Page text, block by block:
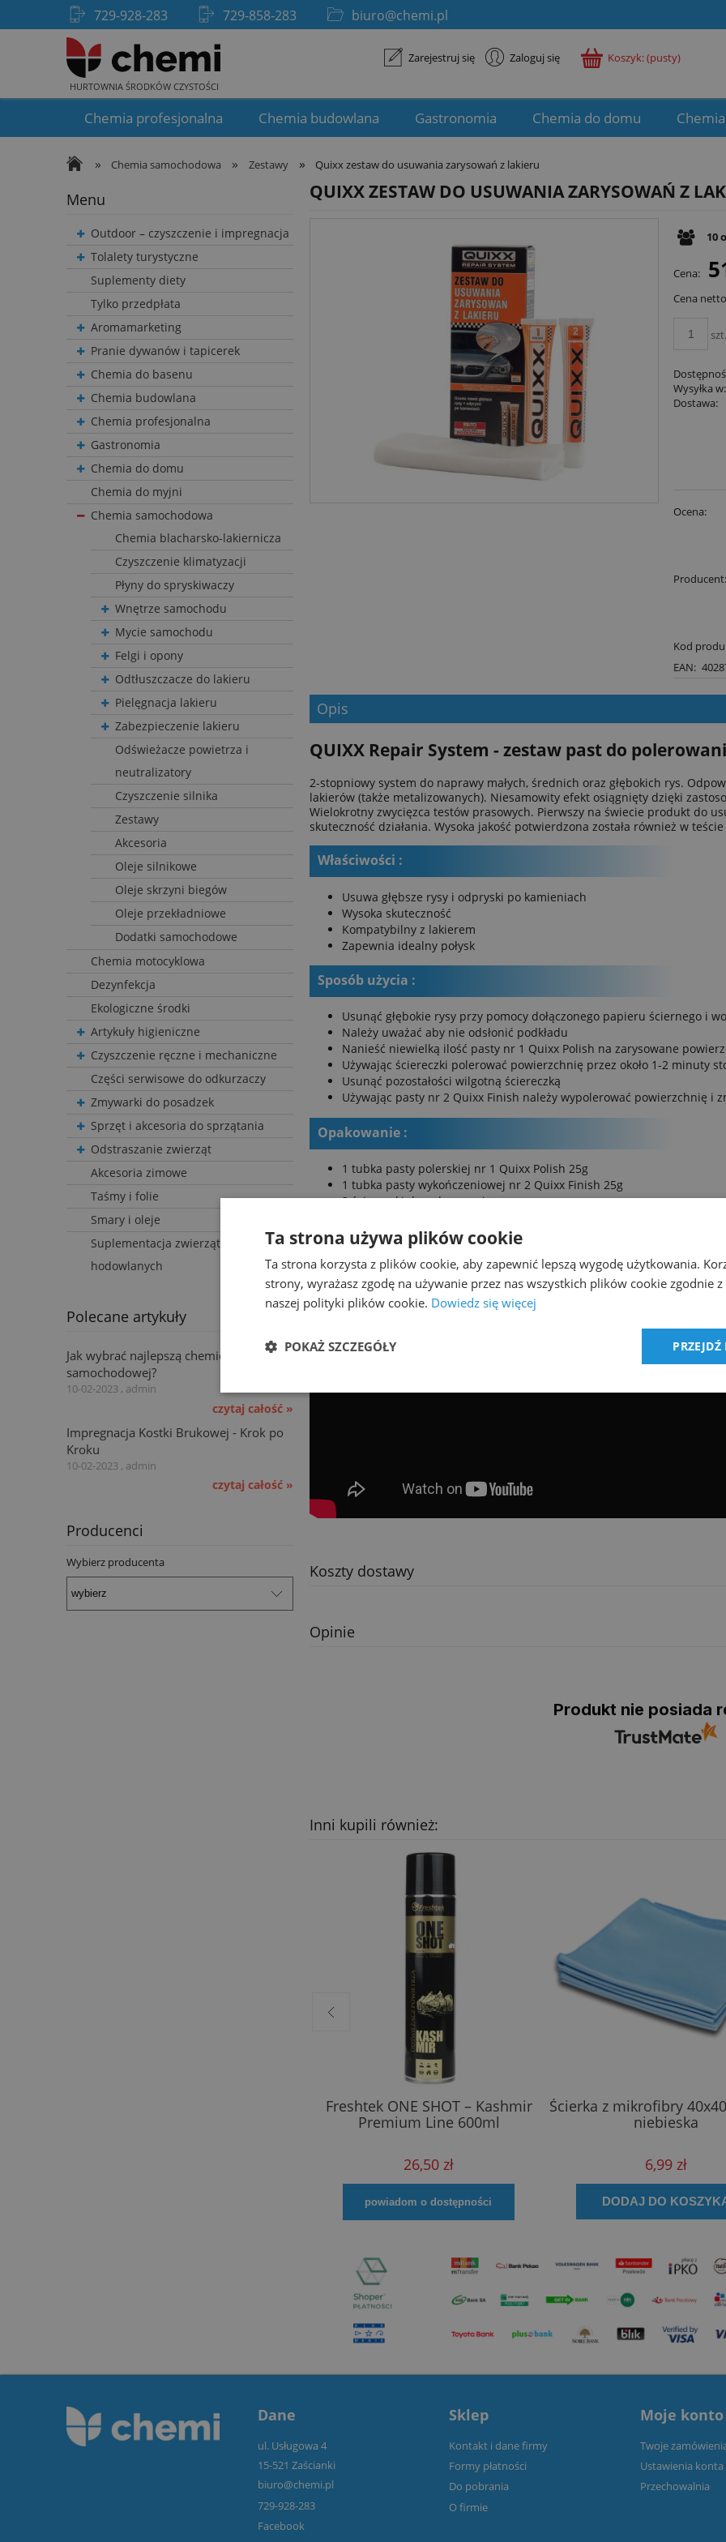
729-928-283 729-858-283 biuro@chemi.pl
HURTOWNIA ŚRODKÓW CZYSTOŚCI
Koszyk:(pusty)
Zarejestruj się Zaloguj się
Chemia profesjonalna Chemia budowlana Gastronomia Chemia do domu
» Chemia samochodowa » Zestawy » Quixx zestaw do usuwania zarysowań z lakieru
Menu
Outdoor – czyszczenie i impregnacja
Tolalety turystyczne
Suplementy diety
Tylko przedpłata
Aromamarketing
Pranie dywanów i tapicerek
Chemia do basenu
Chemia budowlana
Chemia profesjonalna
Gastronomia
Chemia do domu
Chemia do myjni
Chemia samochodowa
Chemia blacharsko-lakiernicza
Czyszczenie klimatyzacji
Płyny do spryskiwaczy
Wnętrze samochodu
Mycie samochodu
Felgi i opony
Odtłuszczacze do lakieru
Pielęgnacja lakieru
Zabezpieczenie lakieru
Odświeżacze powietrza i
neutralizatory
Czyszczenie silnika
Zestawy
Akcesoria
Oleje silnikowe
Oleje skrzyni biegów
Oleje przekładniowe
Dodatki samochodowe
Chemia motocyklowa
Dezynfekcja
Ekologiczne środki
Artykuły higieniczne
Czyszczenie ręczne i mechaniczne
Części serwisowe do odkurzaczy
Zmywarki do posadzek
Sprzęt i akcesoria do sprzątania
Odstraszanie zwierząt
Akcesoria zimowe
Taśmy i folie
Smary i oleje
Suplementacja zwierząt
hodowlanych
Polecane artykuły
Jak wybrać najlepszą chemię do myjni
samochodowej?
10-02-2023 , admin
czytaj całość »
Impregnacja Kostki Brukowej - Krok po
Kroku
10-02-2023 , admin
czytaj całość »
Producenci
Wybierz producenta
QUIXX ZESTAW DO USUWANIA ZARYSOWAŃ Z
10
Cena:
Cena
szt.
Wysyłka w:
Dostawa:
Ocena:
Producent:
Kod
EAN:
Opis
QUIXX Repair System - zestaw past do
2-stopniowy system do naprawy małych, średnich oraz głębokich rys.
lakierów (także metalizowanych). Niesamowity efekt osiągnięty dzięki
Wielokrotny zwycięzca testów prasowych. Pierwszy na świecie produkt do
skuteczność działania. Wysoka jakość potwierdzona została również w teście
Właściwości :
Usuwa głębsze rysy i odpryski po kamieniach
Wysoka skuteczność
Kompatybilny z lakierem
Zapewnia idealny połysk
Sposób użycia :
Usunąć głębokie rysy przy pomocy dołączonego papieru ściernego i
Należy uważać aby nie odsłonić podkładu
Nanieść niewielką ilość pasty nr 1 Quixx Polish na zarysowane
Używając ściereczki polerować powierzchnię przez około 1-2 minuty
Usunąć pozostałości wilgotną ściereczką
Używając pasty nr 2 Quixx Finish należy wypolerować powierzchnię i
Opakowanie :
1 tubka pasty polerskiej nr 1 Quixx Polish 25g
1 tubka pasty wykończeniowej nr 2 Quixx Finish 25g
2 ściereczki do polerowania
Koszty dostawy
Opinie
Produkt nie posiada
Inni kupili również:
Freshtek ONE SHOT – Kashmir
Premium Line 600ml
26,50 zł
powiadom o dostępności
Ścierka z mikrofibry
niebieska
6,99 zł
DODAJ DO
Dane
ul. Usługowa 4
15-521 Zaścianki
biuro@chemi.pl
729-928-283
Facebook
Sklep
Kontakt i dane firmy
Formy płatności
Do pobrania
O firmie
Moje konto
Twoje
Ustawienia konta
Przechowalnia
Ta strona używa plików cookie
Ta strona korzysta z plików cookie, aby zapewnić lepszą wygodę użytkowania.
strony, wyrażasz zgodę na używanie przez nas wszystkich plików cookie zgodnie
naszej polityki plików cookie. Dowiedz się więcej
POKAŻ SZCZEGÓŁY